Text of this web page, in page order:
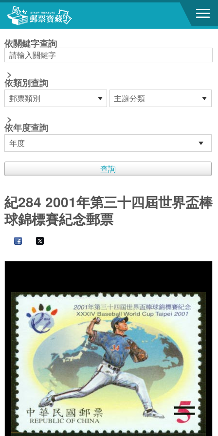
跳到主要內容區塊
依關鍵字查詢
>
依類別查詢
>
依年度查詢
紀284 2001年第三十四屆世界盃棒
球錦標賽紀念郵票